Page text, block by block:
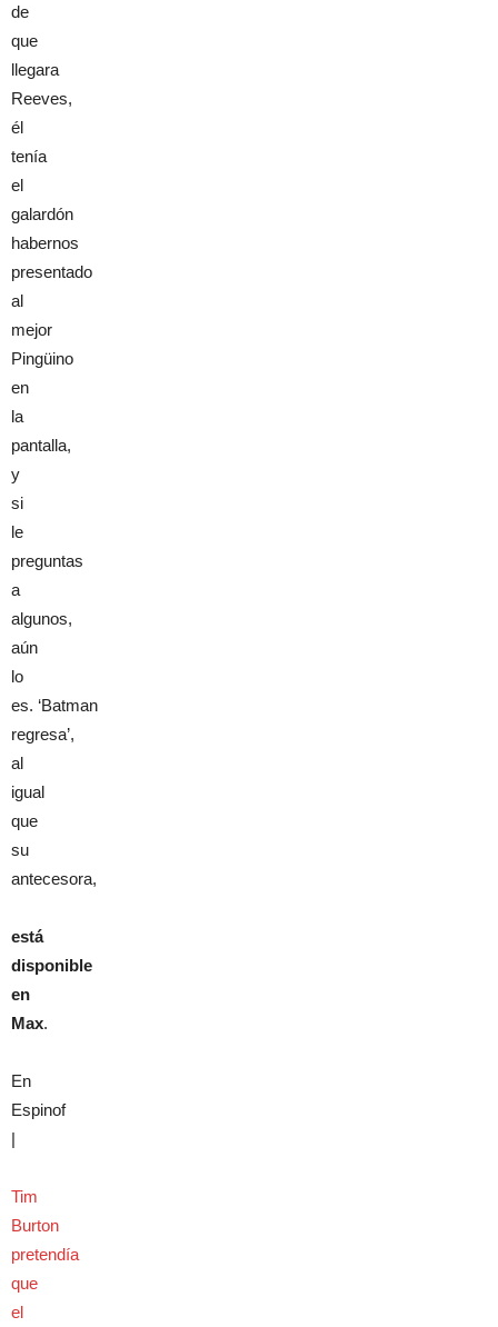
de
que
llegara
Reeves,
él
tenía
el
galardón
habernos
presentado
al
mejor
Pingüino
en
la
pantalla,
y
si
le
preguntas
a
algunos,
aún
lo
es. ‘Batman
regresa’,
al
igual
que
su
antecesora,
está
disponible
en
Max.
En
Espinof
|
Tim
Burton
pretendía
que
el